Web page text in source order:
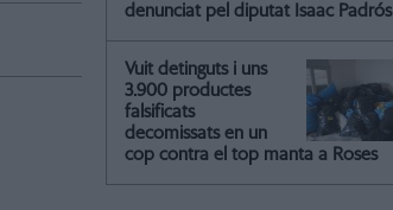
denunciat pel diputat Isaac Padrós
Vuit detinguts i uns
3.900 productes
falsificats
decomissats en un
cop contra el top manta a Roses